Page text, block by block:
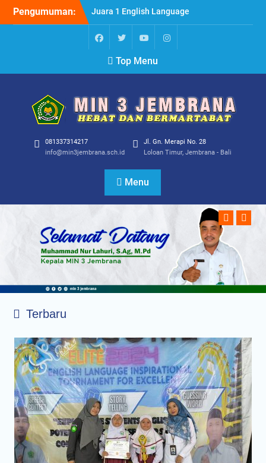
SkipPengumuman:
Juara 1 English Language
Inpsirational Turnament
For Excellence (ELITE)
2024
Pembagian Penghargaan
Kepada Guru dan di
Kepala Madrasah H.
Muhammad Nur
Lahuri,S.Ag,M.Pd
Top Menu
081337314217
info@min3jembrana.sch.id
Jl. Gn. Merapi No. 28
Loloan Timur, Jembrana - Bali
Menu
Previous
Terbaru